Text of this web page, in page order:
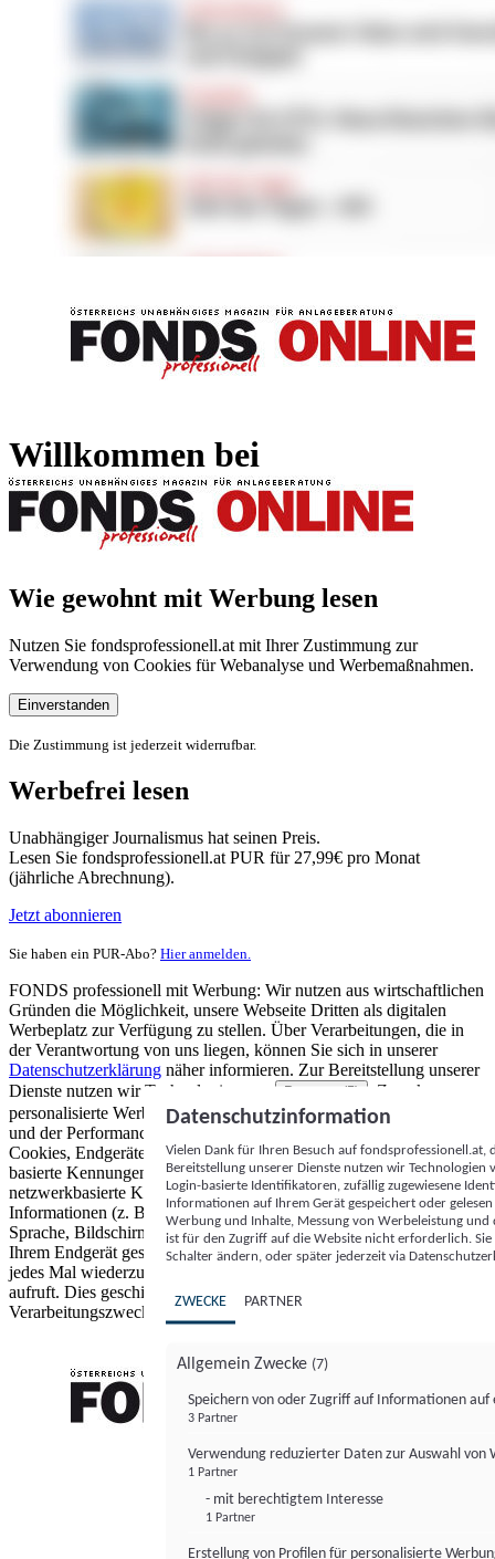
Willkommen bei
Wie gewohnt mit Werbung lesen
Nutzen Sie fondsprofessionell.at mit Ihrer Zustimmung zur
Verwendung von Cookies für Webanalyse und Werbemaßnahmen.
Einverstanden
Die Zustimmung ist jederzeit widerrufbar.
Werbefrei lesen
Unabhängiger Journalismus hat seinen Preis.
Lesen Sie fondsprofessionell.at PUR für 27,99€ pro Monat
(jährliche Abrechnung).
Jetzt abonnieren
Sie haben ein PUR-Abo? Hier anmelden.
FONDS professionell mit Werbung: Wir nutzen aus wirtschaftlichen
Gründen die Möglichkeit, unsere Webseite Dritten als digitalen
Werbeplatz zur Verfügung zu stellen. Über Verarbeitungen, die in
der Verantwortung von uns liegen, können Sie sich in unserer
Datenschutzerklärung näher informieren. Zur Bereitstellung unserer
Dienste nutzen wir Technologien von
Partnern (5)
. Zwecke:
personalisierte Werbung und Inhalte, Messung von Werbeleistung
und der Performance von Inhalten sowie Zielgruppenforschung.
Cookies, Endgeräte- oder ähnliche Online-Kennungen (z. B. login-
basierte Kennungen, zufällig generierte Kennungen,
netzwerkbasierte Kennungen) können zusammen mit anderen
Informationen (z. B. Browsertyp und Browserinformationen,
Sprache, Bildschirmgröße, unterstützte Technologien usw.) auf
Ihrem Endgerät gespeichert oder von dort ausgelesen werden, um es
jedes Mal wiederzuerkennen, wenn es eine App oder einer Webseite
aufruft. Dies geschieht für einen oder mehrere der hier aufgeführten
Verarbeitungszwecke.
Datenschutzinformation
Vielen Dank für Ihren Besuch auf
Bereitstellung unserer Dienste nutzen wir Technologien
Login-basierte Identifikatoren, zufällig zugewiesene
Informationen auf Ihrem Gerät gespeichert oder
Werbung und Inhalte, Messung von Werbeleistung
ist für den Zugriff auf die Website nicht erforderlich.
Schalter ändern, oder später jederzeit via
ZWECKE PARTNER
Allgemein Zwecke (7)
Speichern von oder Zugriff auf Informationen auf
3 Partner
Verwendung reduzierter Daten zur Auswahl von
1 Partner
- mit berechtigtem Interesse
1 Partner
Erstellung von Profilen für personalisierte
FONDS professionell